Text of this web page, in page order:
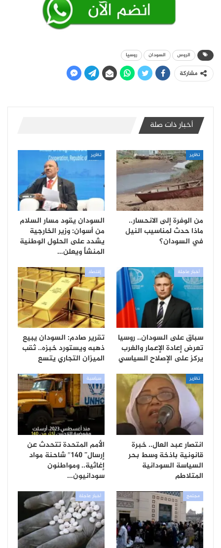
الروس السودان روسيا
مشاركة
أخبار ذات صلة
تقارير
من الوفرة إلى الانحسار..
ماذا حدث لمناسيب النيل
في السودان؟
تقارير
السودان يقود مسار السلام
من أسوان: وزير الخارجية
يشدد على الحلول الوطنية
المنشأ ويعلن…
أخبار عاجلة
سباق على السودان.. روسيا
تعرض إعادة الإعمار والغرب
يركز على الإصلاح السياسي
إقتصاد
تقرير صادم: السودان يبيع
ذهبه ويستورد خبزه.. ثقب
الميزان التجاري يتسع
تقارير
انتصار عبد العال.. خبرة
قانونية باذخة وسط بحر
السياسة السودانية
المتلاطم
سياسية
الأمم المتحدة تتحدث عن
إرسال” 140″ شاحنة مواد
إغاثية.. ومواطنون
سودانيون…
مجتمع أخبار عاجلة